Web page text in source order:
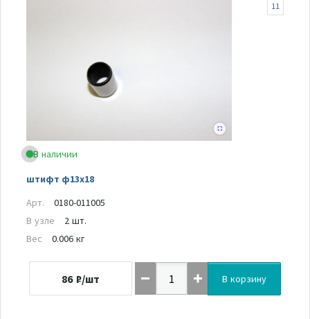
В наличии
штифт ф13х18
11
Арт.
0180-011005
В узле
2 шт.
Вес
0.006 кг
86 ₽/шт В корзину